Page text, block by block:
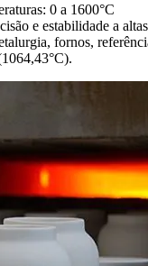
0 a 1600°C
e estabilidade a
fornos,